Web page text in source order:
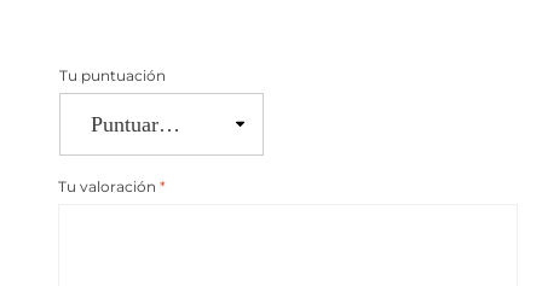
Tu puntuación
Tu valoración *